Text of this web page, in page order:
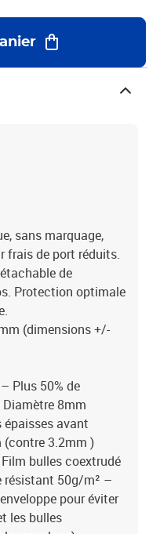
sans marquage,
frais de port réduits.
de
Protection optimale
(dimensions +/-
Plus 50% de
8mm
avant
(contre 3.2mm )
bulles coextrudé
résistant 50g/m² –
pour éviter
les bulles